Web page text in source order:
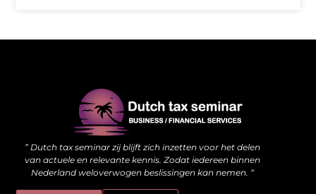
” Dutch tax seminar zij blijft zich inzetten voor het delen
van actuele en relevante kennis. Zodat iedereen binnen
Nederland weloverwogen beslissingen kan nemen. “